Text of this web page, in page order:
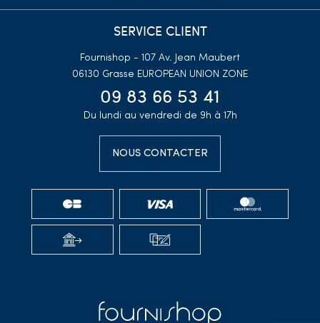
SERVICE CLIENT
Fournishop - 107 Av. Jean Maubert
06130 Grasse EUROPEAN UNION ZONE
09 83 66 53 41
Du lundi au vendredi de 9h à 17h
NOUS CONTACTER